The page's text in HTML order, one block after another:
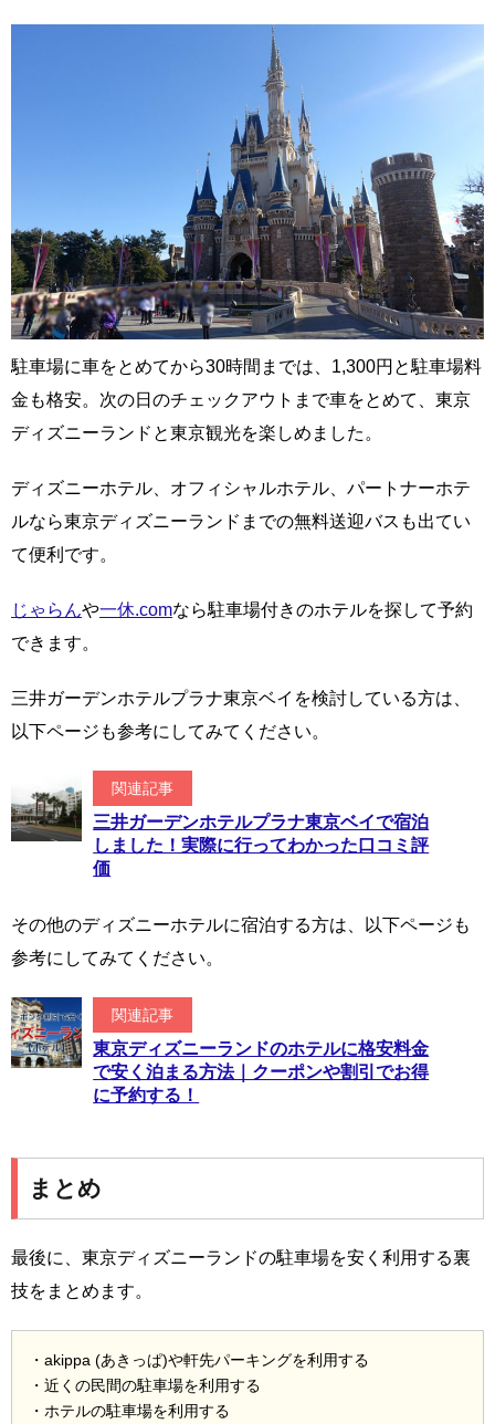
駐車場に車をとめてから30時間までは、1,300円と駐車場料
金も格安。次の日のチェックアウトまで車をとめて、東京
ディズニーランドと東京観光を楽しめました。
ディズニーホテル、オフィシャルホテル、パートナーホテ
ルなら東京ディズニーランドまでの無料送迎バスも出てい
て便利です。
じゃらんや一休.comなら駐車場付きのホテルを探して予約
できます。
三井ガーデンホテルプラナ東京ベイを検討している方は、
以下ページも参考にしてみてください。
関連記事
三井ガーデンホテルプラナ東京ベイで宿泊
しました！実際に行ってわかった口コミ評
価
その他のディズニーホテルに宿泊する方は、以下ページも
参考にしてみてください。
関連記事
東京ディズニーランドのホテルに格安料金
で安く泊まる方法｜クーポンや割引でお得
に予約する！
まとめ
最後に、東京ディズニーランドの駐車場を安く利用する裏
技をまとめます。
・akippa (あきっぱ)や軒先パーキングを利用する
・近くの民間の駐車場を利用する
・ホテルの駐車場を利用する